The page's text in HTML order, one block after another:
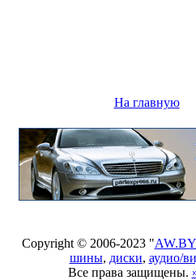
На главную
Copyright © 2006-2023 "AW.BY
шины, диски, аудио/
Все права защищены.